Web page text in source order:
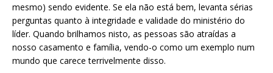
mesmo) sendo evidente. Se ela não está bem, levanta sérias
perguntas quanto à integridade e validade do ministério do
líder. Quando brilhamos nisto, as pessoas são atraídas a
nosso casamento e família, vendo-o como um exemplo num
mundo que carece terrivelmente disso.